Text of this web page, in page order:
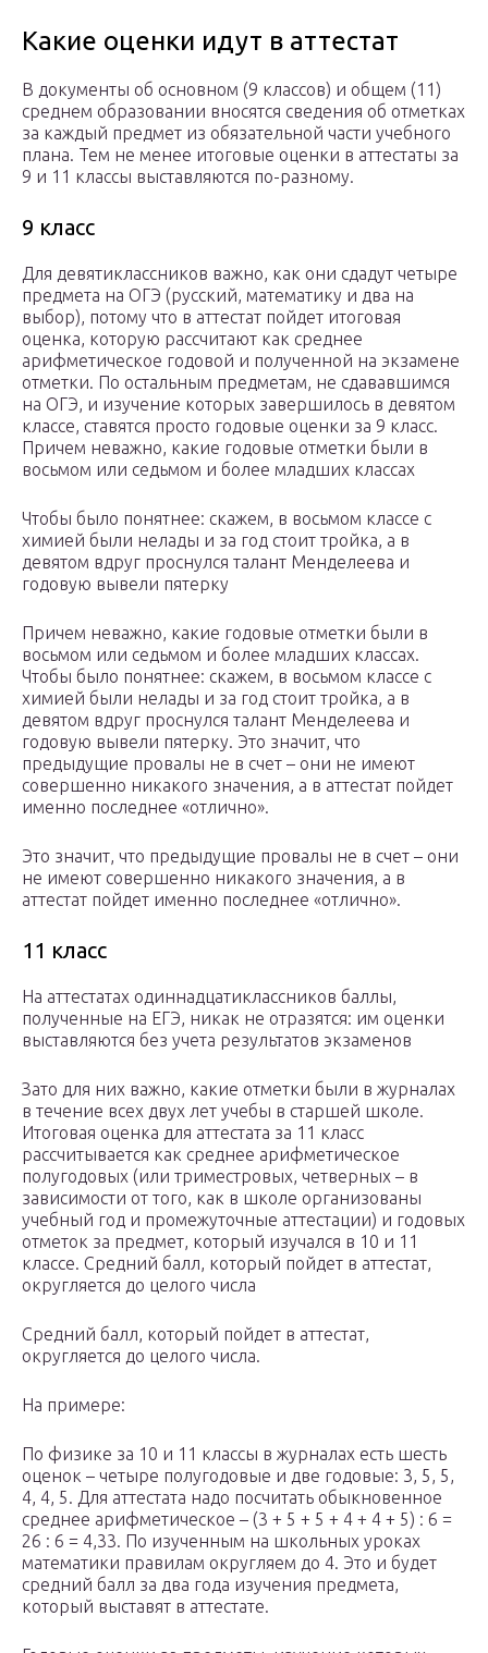
Какие оценки идут в аттестат
В документы об основном (9 классов) и общем (11)
среднем образовании вносятся сведения об отметках
за каждый предмет из обязательной части учебного
плана. Тем не менее итоговые оценки в аттестаты за
9 и 11 классы выставляются по-разному.
9 класс
Для девятиклассников важно, как они сдадут четыре
предмета на ОГЭ (русский, математику и два на
выбор), потому что в аттестат пойдет итоговая
оценка, которую рассчитают как среднее
арифметическое годовой и полученной на экзамене
отметки. По остальным предметам, не сдававшимся
на ОГЭ, и изучение которых завершилось в девятом
классе, ставятся просто годовые оценки за 9 класс.
Причем неважно, какие годовые отметки были в
восьмом или седьмом и более младших классах
Чтобы было понятнее: скажем, в восьмом классе с
химией были нелады и за год стоит тройка, а в
девятом вдруг проснулся талант Менделеева и
годовую вывели пятерку
Причем неважно, какие годовые отметки были в
восьмом или седьмом и более младших классах.
Чтобы было понятнее: скажем, в восьмом классе с
химией были нелады и за год стоит тройка, а в
девятом вдруг проснулся талант Менделеева и
годовую вывели пятерку. Это значит, что
предыдущие провалы не в счет – они не имеют
совершенно никакого значения, а в аттестат пойдет
именно последнее «отлично».
Это значит, что предыдущие провалы не в счет – они
не имеют совершенно никакого значения, а в
аттестат пойдет именно последнее «отлично».
11 класс
На аттестатах одиннадцатиклассников баллы,
полученные на ЕГЭ, никак не отразятся: им оценки
выставляются без учета результатов экзаменов
Зато для них важно, какие отметки были в журналах
в течение всех двух лет учебы в старшей школе.
Итоговая оценка для аттестата за 11 класс
рассчитывается как среднее арифметическое
полугодовых (или триместровых, четверных – в
зависимости от того, как в школе организованы
учебный год и промежуточные аттестации) и годовых
отметок за предмет, который изучался в 10 и 11
классе. Средний балл, который пойдет в аттестат,
округляется до целого числа
Средний балл, который пойдет в аттестат,
округляется до целого числа.
На примере:
По физике за 10 и 11 классы в журналах есть шесть
оценок – четыре полугодовые и две годовые: 3, 5, 5,
4, 4, 5. Для аттестата надо посчитать обыкновенное
среднее арифметическое – (3 + 5 + 5 + 4 + 4 + 5) : 6 =
26 : 6 = 4,33. По изученным на школьных уроках
математики правилам округляем до 4. Это и будет
средний балл за два года изучения предмета,
который выставят в аттестате.